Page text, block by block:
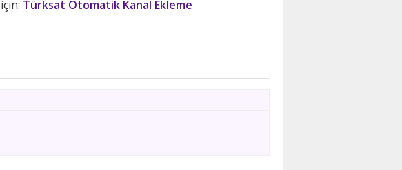
Türksat Otomatik Kanal Ekleme